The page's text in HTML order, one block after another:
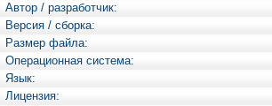
Автор / разработчик:
Версия / сборка:
Размер файла:
Операционная система:
Язык:
Лицензия: